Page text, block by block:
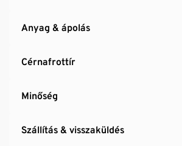
Anyag & ápolás
Cérnafrottír
Minőség
Szállítás & visszaküldés